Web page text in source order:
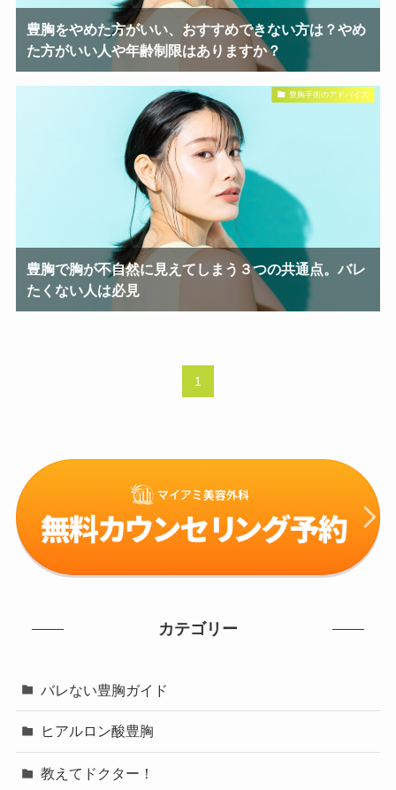
豊胸をやめた方がいい、おすすめできない方は？やめ
た方がいい人や年齢制限はありますか？
豊胸手術のアドバイス
豊胸で胸が不自然に見えてしまう３つの共通点。バレ
たくない人は必見
1
カテゴリー
バレない豊胸ガイド
ヒアルロン酸豊胸
教えてドクター！